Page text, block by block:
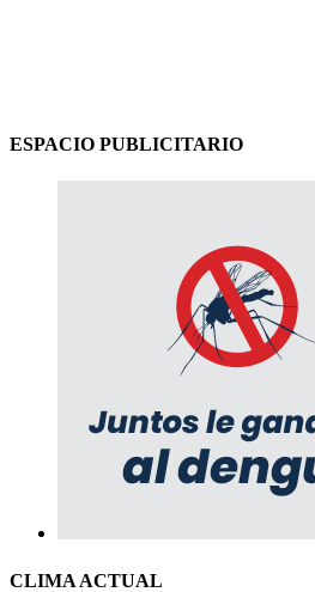
ESPACIO PUBLICITARIO
CLIMA ACTUAL